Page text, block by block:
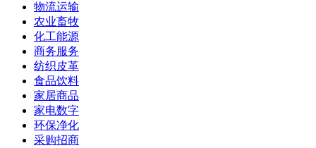
物流运输
农业畜牧
化工能源
商务服务
纺织皮革
食品饮料
家居商品
家电数字
环保净化
采购招商